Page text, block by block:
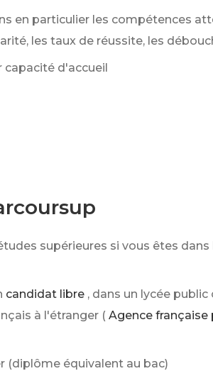
en particulier les compétences
les taux de réussite, les
d'accueil
supérieures si vous êtes dans
candidat libre , dans un lycée public
à l'étranger ( Agence française
(diplôme équivalent au bac)